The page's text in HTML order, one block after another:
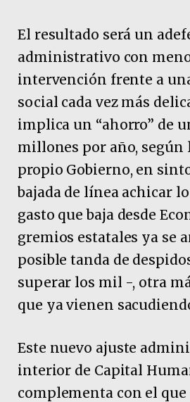
El resultado será un
administrativo con
intervención frente a
social cada vez más
implica un “ahorro” de
millones por año, según
propio Gobierno, en
bajada de línea achicar
gasto que baja desde
gremios estatales ya se
posible tanda de
superar los mil -, otra
que ya vienen
Este nuevo ajuste
interior de Capital
complementa con el